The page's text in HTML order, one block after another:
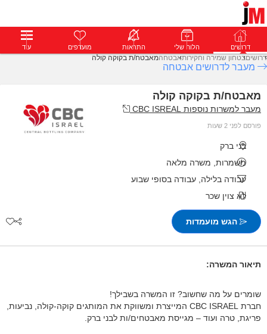
דרושים פרופילים הודעות פרימיום דרושים הלוח שלי התראות מועדפים עוד
דרושיםבטחון שמירה וחקירותאבטחהמאבטח/ת בקוקה קולה
מעבר לדרושים אבטחה
מאבטח/ת בקוקה קולה
מעבר למשרות נוספות CBC ISREAL
פורסם לפני 2 שעות
בני ברק
משמרות, משרה מלאה
עבודה בלילה, עבודה בסופי שבוע
לא צוין שכר
הגש מועמדות
תיאור המשרה:
שומרים על מה שחשוב? זו המשרה בשבילך!
חברת CBC ISRAEL המייצרת ומשווקת את המותגים קוקה-קולה, נביעות,
פריגת, טרה ועוד – מגייסת מאבטחים/ות לבני ברק.